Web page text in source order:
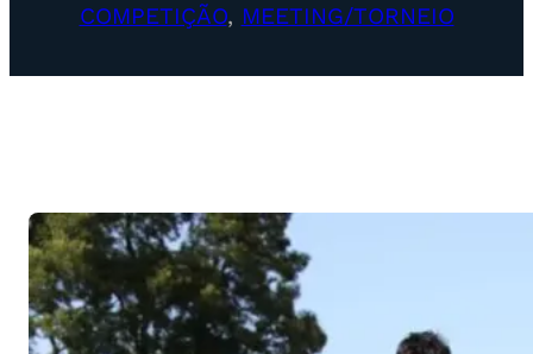
COMPETIÇÃO, MEETING/TORNEIO